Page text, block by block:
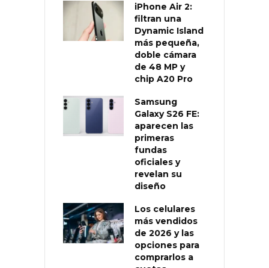
iPhone Air 2:
filtran una
Dynamic Island
más pequeña,
doble cámara
de 48 MP y
chip A20 Pro
Samsung
Galaxy S26 FE:
aparecen las
primeras
fundas
oficiales y
revelan su
diseño
Los celulares
más vendidos
de 2026 y las
opciones para
comprarlos a